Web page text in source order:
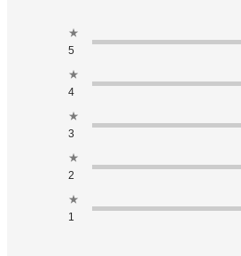
★
5
★
4
★
3
★
2
★
1